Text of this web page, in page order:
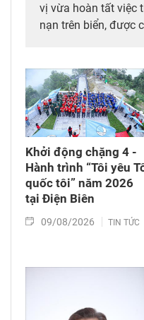
vị vừa hoàn tất việc
nạn trên biển, được
Khởi động chặng 4 -
Hành trình “Tôi yêu
quốc tôi” năm 2026
tại Điện Biên
09/08/2026 TIN TỨC